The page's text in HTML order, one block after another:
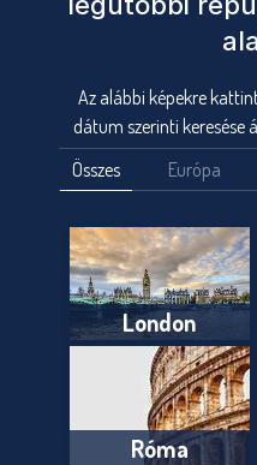
Az alábbi képekre
dátum szerinti keresése
Összes
Európa
London
Róma